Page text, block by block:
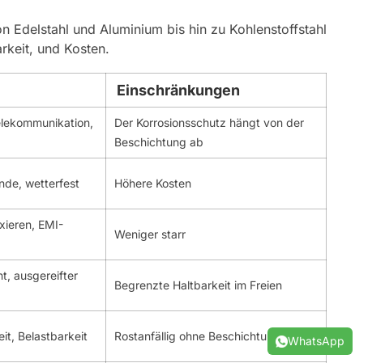
Edelstahl und Aluminium bis hin zu Kohlenstoffstahl
und Kosten.
Einschränkungen
Der Korrosionsschutz hängt von der
Beschichtung ab
wetterfest Höhere Kosten
EMI-
Weniger starr
ausgereifter
Begrenzte Haltbarkeit im Freien
Belastbarkeit Rostanfällig ohne Beschichtung WhatsApp